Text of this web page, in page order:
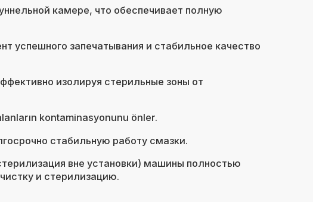
камере, что обеспечивает полную
успешного запечатывания и стабильное качество
изолируя стерильные зоны от
kontaminasyonunu önler.
стабильную работу смазки.
вне установки) машины полностью
и стерилизацию.